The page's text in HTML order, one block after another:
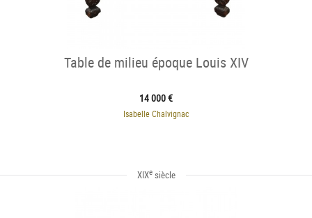
Table de milieu époque Louis XIV
14 000 €
Isabelle Chalvignac
XIXesiècle